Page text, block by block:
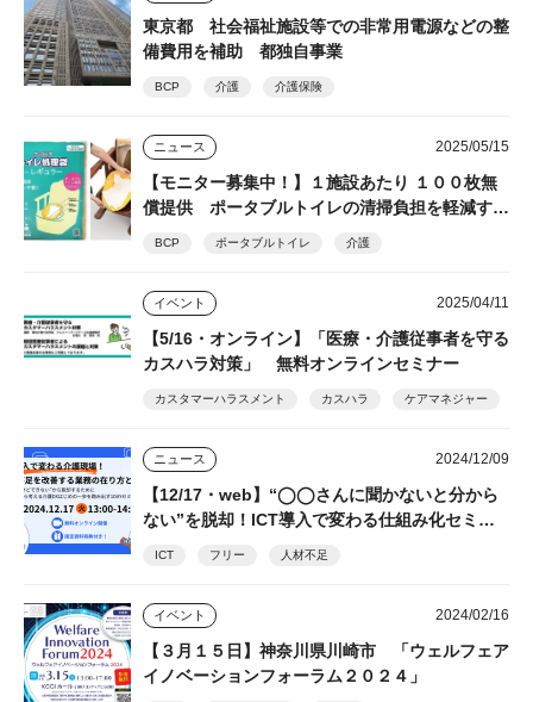
東京都 社会福祉施設等での非常用電源などの整
備費用を補助 都独自事業
BCP 介護 介護保険
ニュース 2025/05/15
【モニター募集中！】１施設あたり １００枚無
償提供 ポータブルトイレの清掃負担を軽減する
トイレ処理袋「ワンズケアシリーズ」 総合サー
BCP ポータブルトイレ 介護
イベント 2025/04/11
【5/16・オンライン】「医療・介護従事者を守る
カスハラ対策」 無料オンラインセミナー
カスタマーハラスメント カスハラ ケアマネジャー
ニュース 2024/12/09
【12/17・web】“◯◯さんに聞かないと分から
ない”を脱却！ICT導入で変わる仕組み化セミナ
ICT フリー 人材不足
イベント 2024/02/16
【３月１５日】神奈川県川崎市 「ウェルフェア
イノベーションフォーラム２０２４」